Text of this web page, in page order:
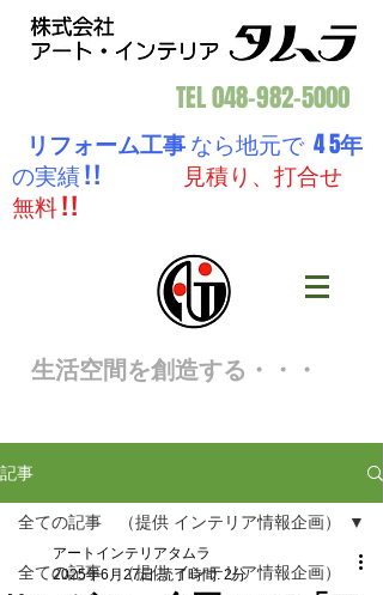
TEL048-982-5000
リフォーム工事なら地元で 4 5年
の実績 ! !
見積り、打合せ
無料 ! !
生活空間を創造する・・・
記事
全ての記事 （提供 インテリア情報企画）
全ての記事 （提供 インテリア情報企画）
アートインテリアタムラ
2025年6月27日 読了時間: 2分